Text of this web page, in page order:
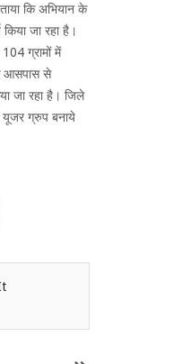
कि अभियान के
जा रहा है।
ग्रामों में
आसपास से
जा रहा है। जिले
यूजर ग्रुप बनाये